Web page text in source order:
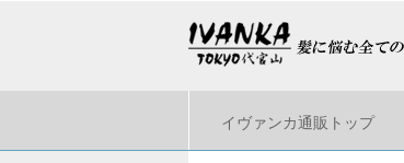
イヴァンカ通販トップ